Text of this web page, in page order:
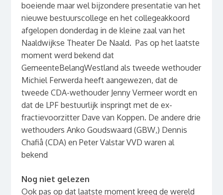
boeiende maar wel bijzondere presentatie van het
nieuwe bestuurscollege en het collegeakkoord
afgelopen donderdag in de kleine zaal van het
Naaldwijkse Theater De Naald. Pas op het laatste
moment werd bekend dat
GemeenteBelangWestland als tweede wethouder
Michiel Ferwerda heeft aangewezen, dat de
tweede CDA-wethouder Jenny Vermeer wordt en
dat de LPF bestuurlijk inspringt met de ex-
fractievoorzitter Dave van Koppen. De andere drie
wethouders Anko Goudswaard (GBW,) Dennis
Chafiâ (CDA) en Peter Valstar VVD waren al
bekend
Nog niet gelezen
Ook pas op dat laatste moment kreeg de wereld